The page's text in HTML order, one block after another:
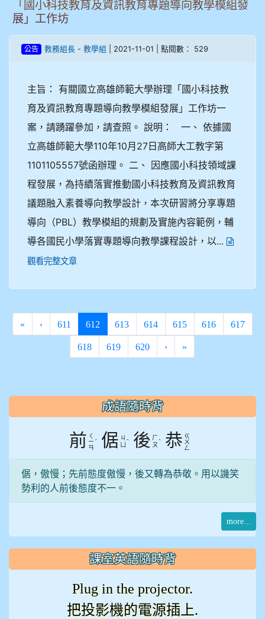
「國小科技教育及資訊教育專題導向教學模組發
展」工作坊
公告 教務組長 - 教學組 | 2021-11-01 | 點閱數： 529
主旨： 有關國立高雄師範大學辦理「國小科技教
育及資訊教育專題導向教學模組發展」工作坊一
案，請踴躍參加，請查照。 說明： 一、 依據國
立高雄師範大學110年10月27日高師大工教字第
1101105557號函辦理。 二、 因應國小科技領域課
程發展，為持續落實推動國小科技教育及資訊教育
議題融入素養導向教學設計，本次研習將分享專題
導向（PBL）教學模組的規劃及實施內容範例，輔
導各國民小學落實專題導向教學課程設計，以...
觀看完整文章
« ‹ 611 612 (current)
613 614 615 616 617
618 619 620 › »
::: 成語隨時背
前 ㄑ
ㄧ
ㄢ
ˊ 倨 ㄐ
ˋ 後 ㄏ
ㄡ ˋ 恭 ㄍ
ㄨ
ㄥ
倨，傲慢；先前態度傲慢，後又轉為恭敬。用以譏笑
勢利的人前後態度不一。
more...
課室英語隨時背
Plug in the projector.
把投影機的電源插上.